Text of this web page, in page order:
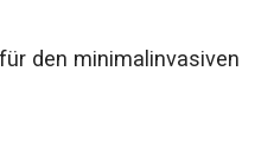
den minimalinvasiven